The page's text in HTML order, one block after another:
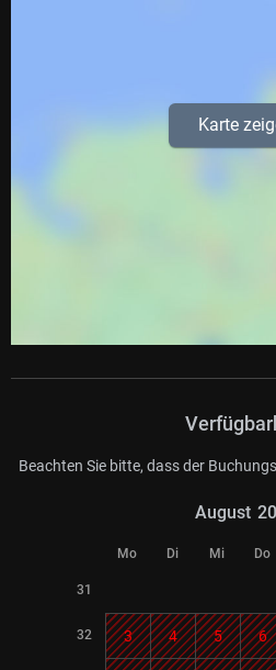
Karte
Beachten Sie bitte, dass der
August
Mo Di Mi Do
31
32 3 4 5 6